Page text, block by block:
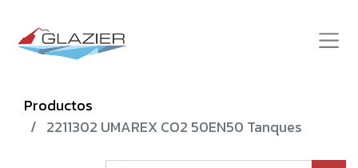
Productos
2211302 UMAREX CO2 50EN50 Tanques